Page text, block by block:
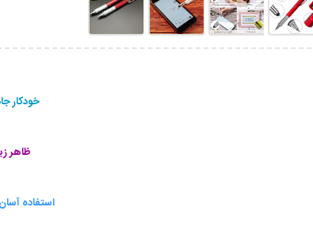
خودکار
ظاهر
استفاده